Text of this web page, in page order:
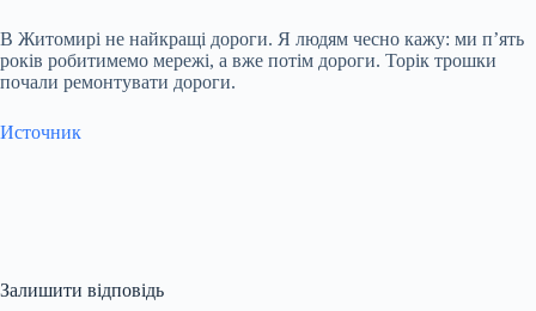
В Житомирі не найкращі дороги. Я людям чесно кажу: ми пʼять
років робитимемо мережі, а вже потім дороги. Торік трошки
почали ремонтувати дороги.
Источник
Залишити відповідь